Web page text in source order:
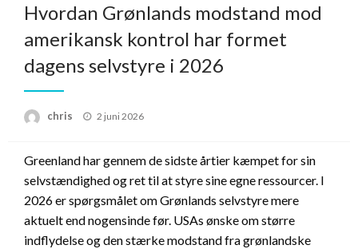
Hvordan Grønlands modstand mod
amerikansk kontrol har formet
dagens selvstyre i 2026
chris
Posted
2 juni 2026
Greenland har gennem de sidste årtier kæmpet for sin
selvstændighed og ret til at styre sine egne ressourcer. I
2026 er spørgsmålet om Grønlands selvstyre mere
aktuelt end nogensinde før. USAs ønske om større
indflydelse og den stærke modstand fra grønlandske